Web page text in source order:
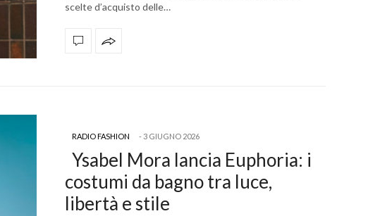
scelte d’acquisto delle…
RADIO FASHION 3 GIUGNO 2026
Ysabel Mora lancia Euphoria: i
costumi da bagno tra luce,
libertà e stile